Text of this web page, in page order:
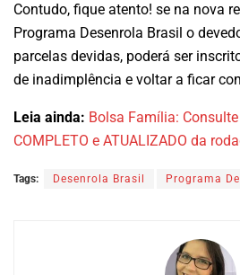
Contudo, fique atento! se na nova
Programa Desenrola Brasil o
parcelas devidas, poderá ser
de inadimplência e voltar a ficar
Leia ainda: Bolsa Família:
COMPLETO e ATUALIZADO da
Tags: Desenrola Brasil Programa